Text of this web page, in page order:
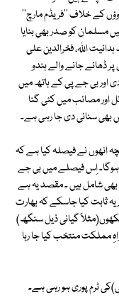
ہندوؤں کے خلاف ''فریڈم مارچ''
مسلمان کو صدر بھی بنایا
اللہ، فخرالدین علی
ڈھائے جانے والے ہندو
اور بی جے پی کے ہاتھ میں
اور مصائب میں کئی گنا
بھی سنائی دی جا رہی ہے۔
انھوں نے فیصلہ کیا ہے کہ
اِس فیصلے میں بی جے
شامل ہیں ۔ مقصد یہ ہے
ثابت کیا جاسکے کہ بھارت
گیانی ذیل سنگھ)
مملکت منتخب کیا جا رہا
جی)کی ٹرم پوری ہو رہی ہے۔